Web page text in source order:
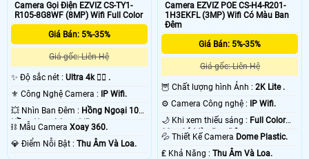
Camera Gọi Điện EZVIZ CS-TY1-
R105-8G8WF (8MP) Wifi Full Color
Giá Bán: 5%-35%
Giá gốc: Liên Hệ
✨ Độ sắc nét : Ultra 4k 👍🏾 .
⚜️ Công Nghệ Camera :
IP Wifi.
💥 Nhìn Ban Đêm : Hồng Ngoại 10m
Hồng Ngoại Smart IR.
⛓ Mẫu Camera Xoay 360.
️💎 Điểm Nỗi Bật : Thu Âm Và Loa.
Camera EZVIZ POE CS-H4-R201-
1H3EKFL (3MP) Wifi Có Màu Ban
Đêm
Giá Bán: 5%-35%
Giá gốc: Liên Hệ
🦉 Chất lượng hình Ảnh :2K Lite .
⚙ Camera Công nghệ :
IP Wifi.
🌙 Khi xem thiếu sáng : Full Color
20m Có Màu Ban Ðêm.
💦 Thiết Kế Camera Dome Plastic.
️₤ Khả Năng :Thu Âm Và Loa.